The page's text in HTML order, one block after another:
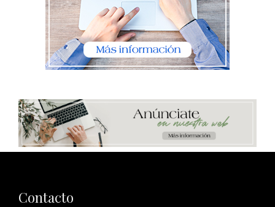
Contacto